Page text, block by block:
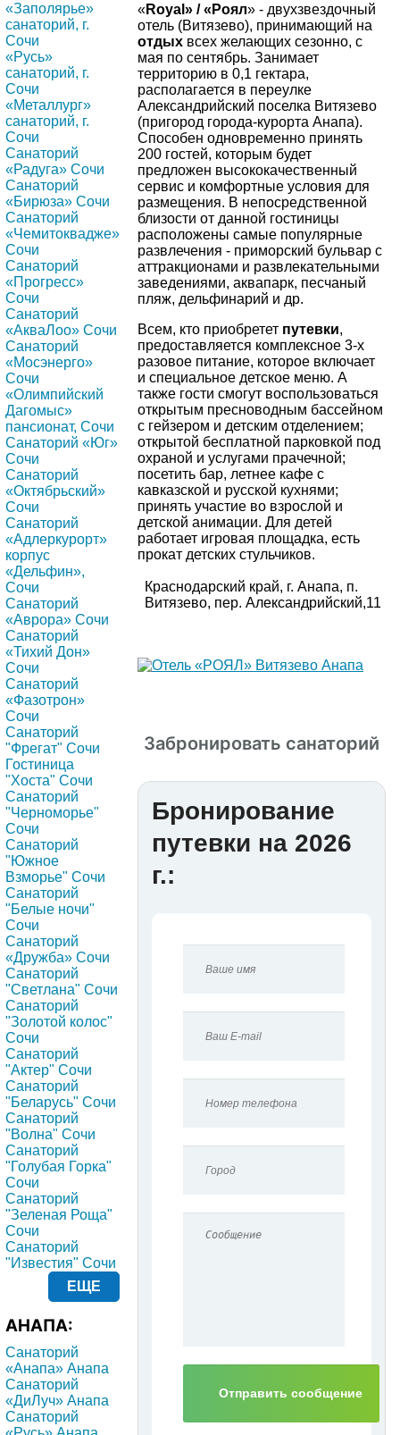
«Заполярье»
санаторий, г.
Сочи
«Русь»
санаторий, г.
Сочи
«Металлург»
санаторий, г.
Сочи
Санаторий
«Радуга» Сочи
Санаторий
«Бирюза» Сочи
Санаторий
«Чемитоквадже»
Сочи
Санаторий
«Прогресс»
Сочи
Санаторий
«АкваЛоо» Сочи
Санаторий
«Мосэнерго»
Сочи
«Олимпийский
Дагомыс»
пансионат, Сочи
Санаторий «Юг»
Сочи
Санаторий
«Октябрьский»
Сочи
Санаторий
«Адлеркурорт»
корпус
«Дельфин»,
Сочи
Санаторий
«Аврора» Сочи
Санаторий
«Тихий Дон»
Сочи
Санаторий
«Фазотрон»
Сочи
Санаторий
"Фрегат" Сочи
Гостиница
"Хоста" Сочи
Санаторий
"Черноморье"
Сочи
Санаторий
"Южное
Взморье" Сочи
Санаторий
"Белые ночи"
Сочи
Санаторий
«Дружба» Сочи
Санаторий
"Светлана" Сочи
Санаторий
"Золотой колос"
Сочи
Санаторий
"Актер" Сочи
Санаторий
"Беларусь" Сочи
Санаторий
"Волна" Сочи
Санаторий
"Голубая Горка"
Сочи
Санаторий
"Зеленая Роща"
Сочи
Санаторий
"Известия" Сочи
ЕЩЕ
АНАПА:
Санаторий
«Анапа» Анапа
Санаторий
«ДиЛуч» Анапа
Санаторий
«Royal» / «Роял» - двухзвездочный
отель (Витязево), принимающий на
отдыхвсех желающих сезонно, с
мая по сентябрь. Занимает
территорию в 0,1 гектара,
располагается в переулке
Александрийский поселка Витязево
(пригород города-курорта Анапа).
Способен одновременно принять
200 гостей, которым будет
предложен высококачественный
сервис и комфортные условия для
размещения. В непосредственной
близости от данной гостиницы
расположены самые популярные
развлечения - приморский бульвар с
аттракционами и развлекательными
заведениями, аквапарк, песчаный
пляж, дельфинарий и др.
Всем, кто приобретет путевки,
предоставляется комплексное 3-х
разовое питание, которое включает
и специальное детское меню. А
также гости смогут воспользоваться
открытым пресноводным бассейном
с гейзером и детским отделением;
открытой бесплатной парковкой под
охраной и услугами прачечной;
посетить бар, летнее кафе с
кавказской и русской кухнями;
принять участие во взрослой и
детской анимации. Для детей
работает игровая площадка, есть
прокат детских стульчиков.
Краснодарский край, г. Анапа, п.
Витязево, пер. Александрийский,11
Забронировать санаторий
Бронирование
путевки на 2026
г.: